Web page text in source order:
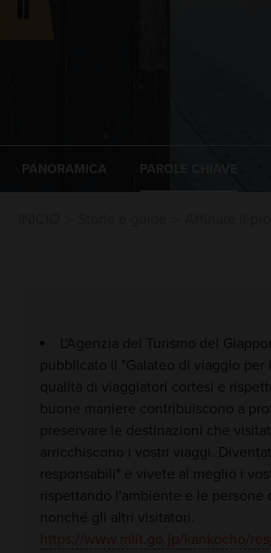
PANORAMICA PAROLE CHIAVE
L'Agenzia del Turismo del
pubblicato il "Galateo di viaggio per
qualità di viaggiatori cortesi e
buone maniere contribuiscono a
preservare le destinazioni che
arricchiscono i vostri viaggi.
responsabili" e vivete al meglio i
rispettando l'ambiente e le persone
nonché gli altri visitatori.
https://www.mlit.go.jp/kankocho/